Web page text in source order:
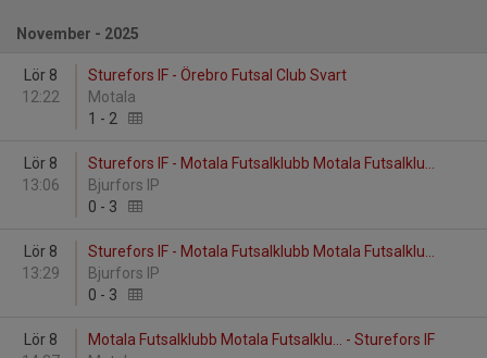
November - 2025
Lör 8
12:22
Sturefors IF - Örebro Futsal Club Svart
Motala
1 - 2
Lör 8
13:06
Sturefors IF - Motala Futsalklubb Motala Futsalklu...
Bjurfors IP
0 - 3
Lör 8
13:29
Sturefors IF - Motala Futsalklubb Motala Futsalklu...
Bjurfors IP
0 - 3
Lör 8
Motala Futsalklubb Motala Futsalklu... - Sturefors IF